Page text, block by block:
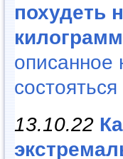
похудеть
описанное
13.10.22